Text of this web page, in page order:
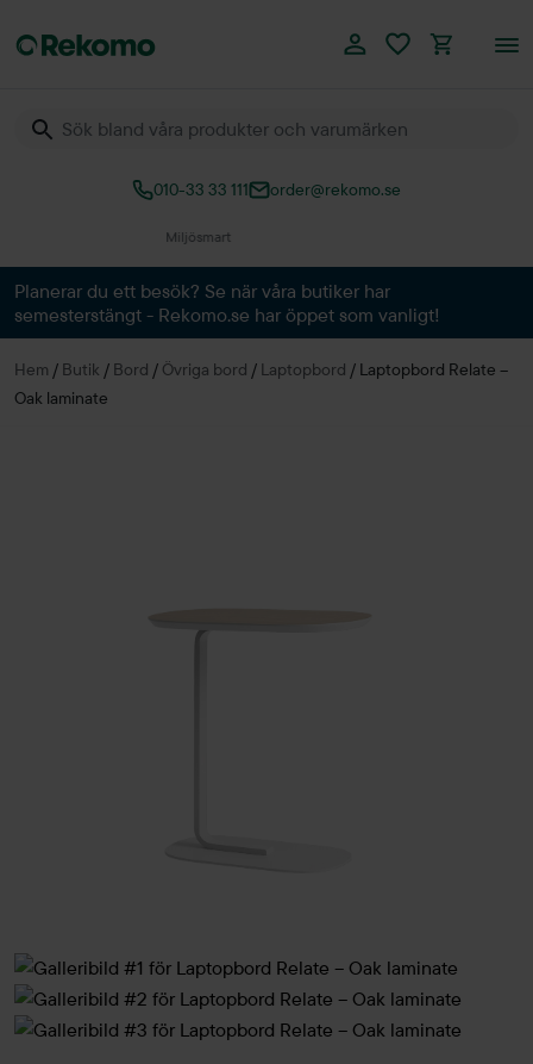
010-33 33 111 order@rekomo.se
Planerar du ett besök? Se när våra butiker har
semesterstängt - Rekomo.se har öppet som vanligt!
Hem / Butik / Bord / Övriga bord / Laptopbord / Laptopbord Relate –
Oak laminate